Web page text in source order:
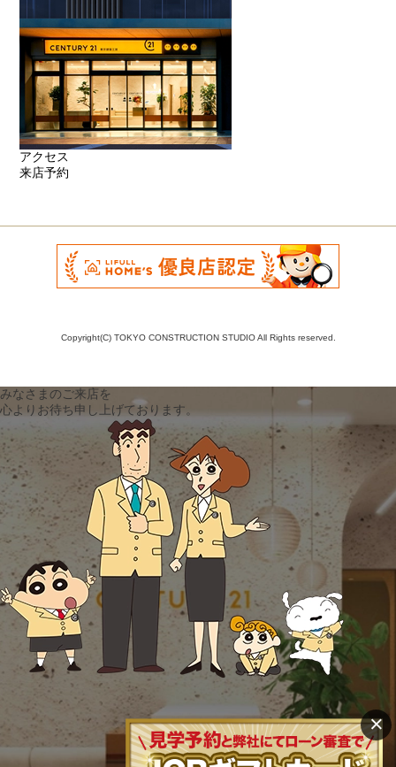
アクセス
来店予約
Copyright(C) TOKYO CONSTRUCTION STUDIO All Rights reserved.
みなさまのご来店を
心よりお待ち申し上げております。
×